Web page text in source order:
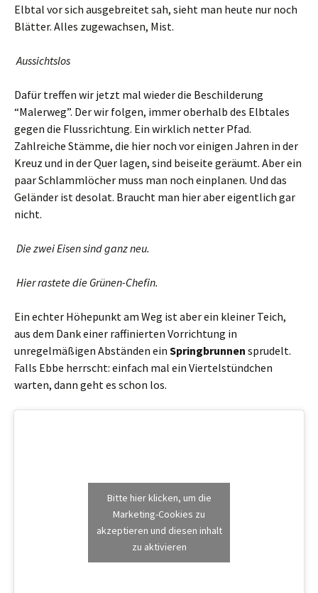
Elbtal vor sich ausgebreitet sah, sieht man heute nur noch
Blätter. Alles zugewachsen, Mist.
Aussichtslos
Dafür treffen wir jetzt mal wieder die Beschilderung
“Malerweg”. Der wir folgen, immer oberhalb des Elbtales
gegen die Flussrichtung. Ein wirklich netter Pfad.
Zahlreiche Stämme, die hier noch vor einigen Jahren in der
Kreuz und in der Quer lagen, sind beiseite geräumt. Aber ein
paar Schlammlöcher muss man noch einplanen. Und das
Geländer ist desolat. Braucht man hier aber eigentlich gar
nicht.
Die zwei Eisen sind ganz neu.
Hier rastete die Grünen-Chefin.
Ein echter Höhepunkt am Weg ist aber ein kleiner Teich,
aus dem Dank einer raffinierten Vorrichtung in
unregelmäßigen Abständen ein Springbrunnen sprudelt.
Falls Ebbe herrscht: einfach mal ein Viertelstündchen
warten, dann geht es schon los.
Bitte hier klicken, um die
Marketing-Cookies zu
akzeptieren und diesen inhalt
zu aktivieren